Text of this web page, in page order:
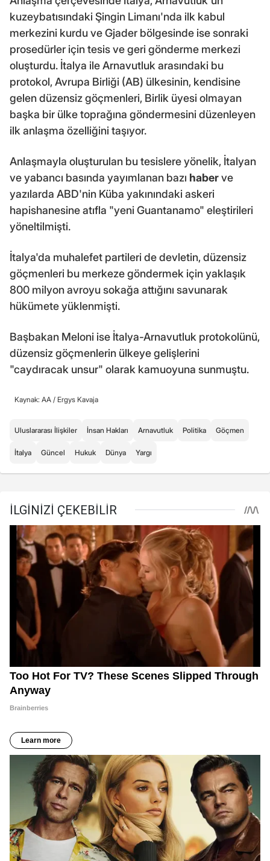
kuzeybatısındaki Şingin Limanı'nda ilk kabul
merkezini kurdu ve Gjader bölgesinde ise sonraki
prosedürler için tesis ve geri gönderme merkezi
oluşturdu. İtalya ile Arnavutluk arasındaki bu
protokol, Avrupa Birliği (AB) ülkesinin, kendisine
gelen düzensiz göçmenleri, Birlik üyesi olmayan
başka bir ülke toprağına göndermesini düzenleyen
ilk anlaşma özelliğini taşıyor.
Anlaşmayla oluşturulan bu tesislere yönelik, İtalyan
ve yabancı basında yayımlanan bazı haberve
yazılarda ABD'nin Küba yakınındaki askeri
hapishanesine atıfla "yeni Guantanamo" eleştirileri
yöneltilmişti.
İtalya'da muhalefet partileri de devletin, düzensiz
göçmenleri bu merkeze göndermek için yaklaşık
800 milyon avroyu sokağa attığını savunarak
hükümete yüklenmişti.
Başbakan Meloni ise İtalya-Arnavutluk protokolünü,
düzensiz göçmenlerin ülkeye gelişlerini
"caydıracak unsur" olarak kamuoyuna sunmuştu.
Kaynak: AA / Ergys Kavaja
Uluslararası İlişkiler İnsan Hakları Arnavutluk Politika Göçmen
İtalya Güncel Hukuk Dünya Yargı